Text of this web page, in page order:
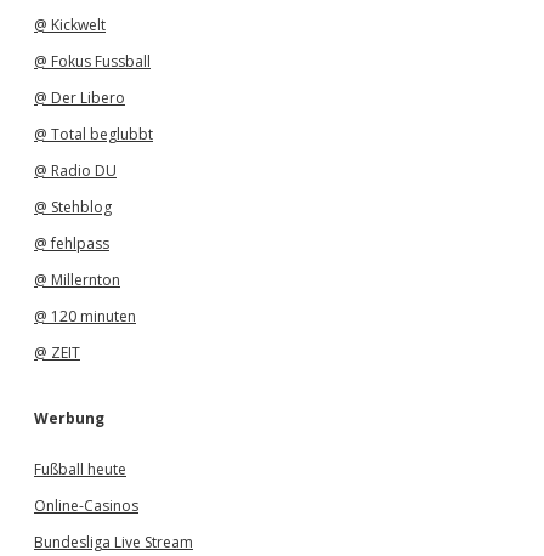
@ Kickwelt
@ Fokus Fussball
@ Der Libero
@ Total beglubbt
@ Radio DU
@ Stehblog
@ fehlpass
@ Millernton
@ 120 minuten
@ ZEIT
Werbung
Fußball heute
Online-Casinos
Bundesliga Live Stream